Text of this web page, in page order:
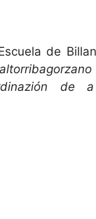
de
de